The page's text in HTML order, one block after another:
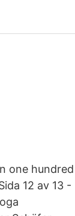
one hundred
12 av 13 -